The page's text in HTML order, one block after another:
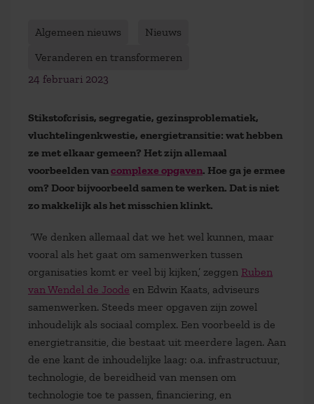
Algemeen nieuws
Nieuws
Veranderen en transformeren
24 februari 2023
Stikstofcrisis, segregatie, gezinsproblematiek,
vluchtelingenkwestie, energietransitie: wat hebben
ze met elkaar gemeen? Het zijn allemaal
voorbeelden vancomplexe opgaven. Hoe ga je ermee
om? Door bijvoorbeeld samen te werken. Dat is niet
zo makkelijk als het misschien klinkt.
‘We denken allemaal dat we het wel kunnen, maar
vooral als het gaat om samenwerken tussen
organisaties komt er veel bij kijken,’ zeggen Ruben
van Wendel de Joode en Edwin Kaats, adviseurs
samenwerken. Steeds meer opgaven zijn zowel
inhoudelijk als sociaal complex. Een voorbeeld is de
energietransitie, die bestaat uit meerdere lagen. Aan
de ene kant de inhoudelijke laag: o.a. infrastructuur,
technologie, de bereidheid van mensen om
technologie toe te passen, financiering, en